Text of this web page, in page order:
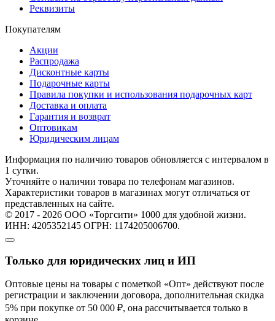
Реквизиты
Покупателям
Акции
Распродажа
Дисконтные карты
Подарочные карты
Правила покупки и использования подарочных карт
Доставка и оплата
Гарантия и возврат
Оптовикам
Юридическим лицам
Информация по наличию товаров обновляется с интервалом в
1 сутки.
Уточняйте о наличии товара по телефонам магазинов.
Характеристики товаров в магазинах могут отличаться от
представленных на сайте.
© 2017 - 2026 ООО «Торгсити» 1000 для удобной жизни.
ИНН: 4205352145 ОГРН: 1174205006700.
Только для юридических лиц и ИП
Оптовые цены на товары с пометкой «Опт» действуют после
регистрации и заключении договора, дополнительная скидка
5% при покупке от 50 000 ₽, она рассчитывается только в